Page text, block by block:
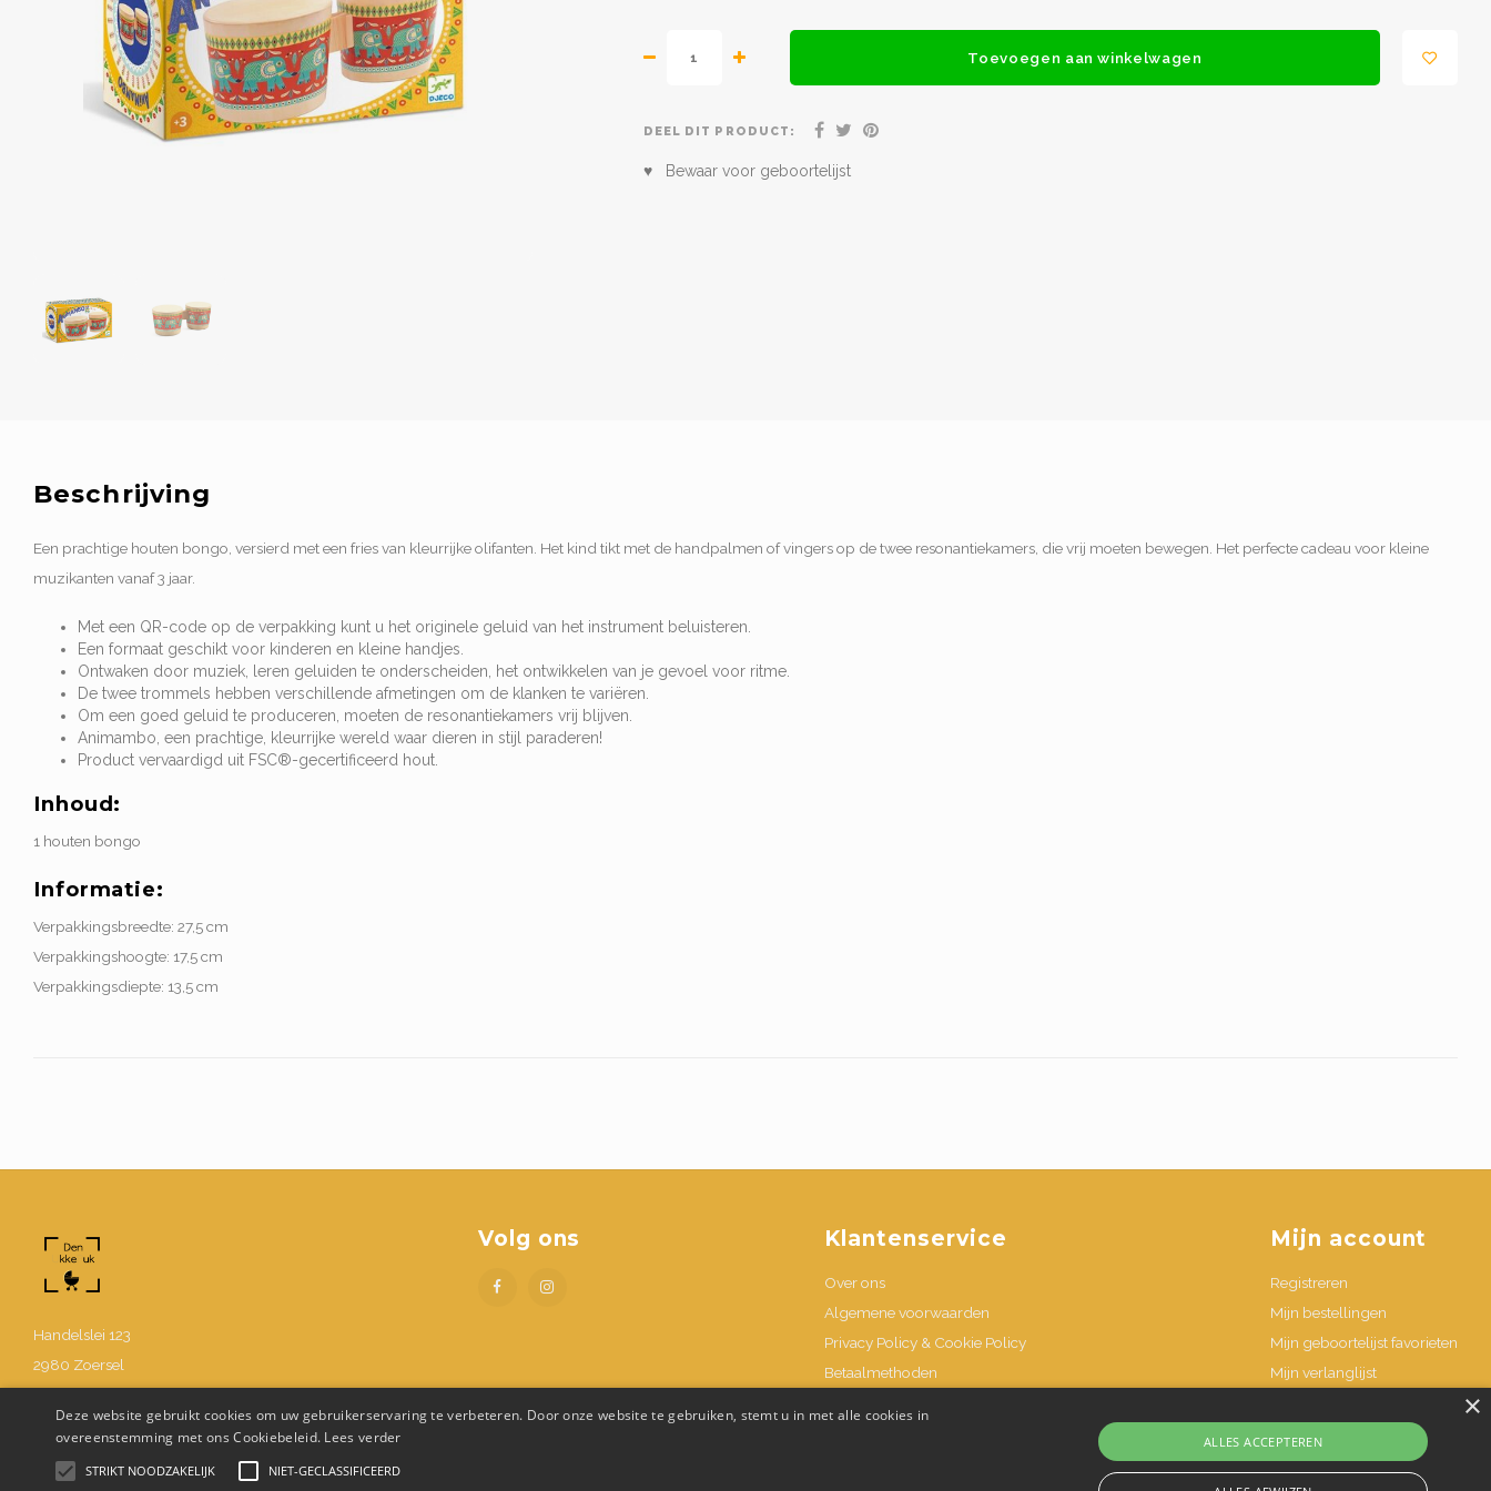
Toevoegen aan winkelwagen
DEEL DIT PRODUCT:
♥ Bewaar voor geboortelijst
Beschrijving
Een prachtige houten bongo, versierd met een fries van kleurrijke olifanten. Het kind tikt met de handpalmen of vingers op de twee resonantiekamers, die vrij moeten bewegen. Het perfecte cadeau voor kleine
muzikanten vanaf 3 jaar.
Met een QR-code op de verpakking kunt u het originele geluid van het instrument beluisteren.
Een formaat geschikt voor kinderen en kleine handjes.
Ontwaken door muziek, leren geluiden te onderscheiden, het ontwikkelen van je gevoel voor ritme.
De twee trommels hebben verschillende afmetingen om de klanken te variëren.
Om een ​​goed geluid te produceren, moeten de resonantiekamers vrij blijven.
Animambo, een prachtige, kleurrijke wereld waar dieren in stijl paraderen!
Product vervaardigd uit FSC®-gecertificeerd hout.
Inhoud:
1 houten bongo
Informatie:
Verpakkingsbreedte: 27,5 cm
Verpakkingshoogte: 17,5 cm
Verpakkingsdiepte: 13,5 cm
Handelslei 123
2980 Zoersel
03 302 48 58
Volg ons Klantenservice
Over ons
Algemene voorwaarden
Privacy Policy & Cookie Policy
Betaalmethoden
Mijn account
Registreren
Mijn bestellingen
Mijn geboortelijst favorieten
Mijn verlanglijst
×
Deze website gebruikt cookies om uw gebruikerservaring te verbeteren. Door onze website te gebruiken, stemt u in met alle cookies in
overeenstemming met ons Cookiebeleid. Lees verder
STRIKT NOODZAKELIJK NIET-GECLASSIFICEERD
ALLES ACCEPTEREN